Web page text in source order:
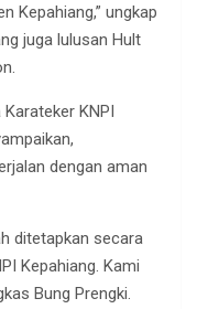
Kepahiang,” ungkap
juga lulusan Hult
KNPI
dengan aman
ditetapkan secara
Kepahiang. Kami
Bung Prengki.